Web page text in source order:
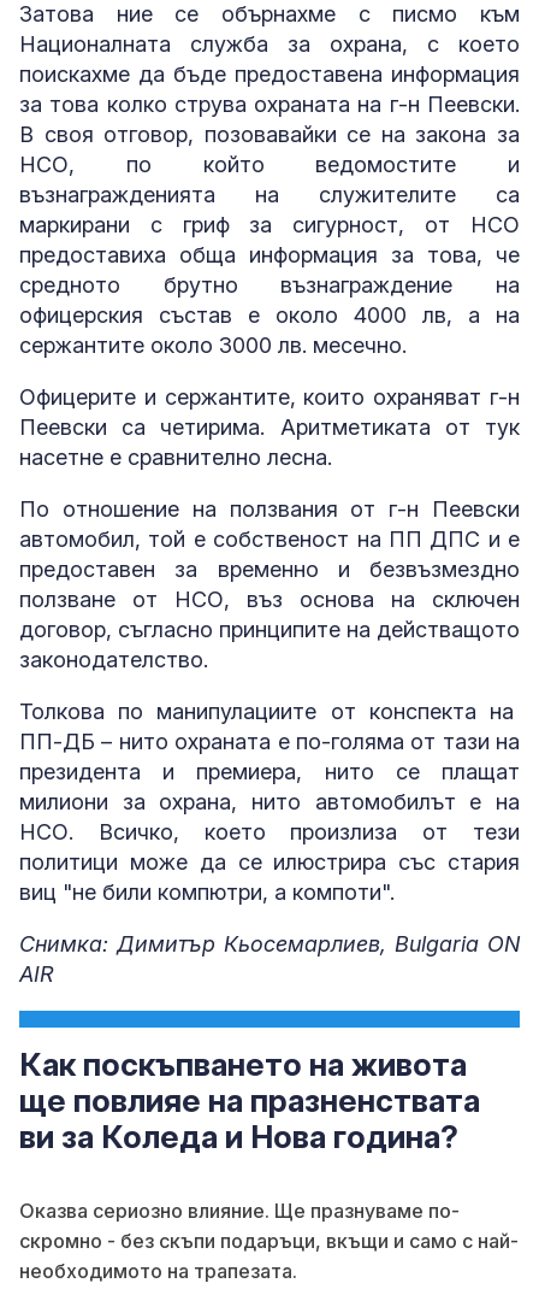
Затова ние се обърнахме с писмо към
Националната служба за охрана, с което
поискахме да бъде предоставена информация
за това колко струва охраната на г-н Пеевски.
В своя отговор, позовавайки се на закона за
НСО, по който ведомостите и
възнагражденията на служителите са
маркирани с гриф за сигурност, от НСО
предоставиха обща информация за това, че
средното брутно възнаграждение на
офицерския състав е около 4000 лв, а на
сержантите около 3000 лв. месечно.
Офицерите и сержантите, които охраняват г-н
Пеевски са четирима. Аритметиката от тук
насетне е сравнително лесна.
По отношение на ползвания от г-н Пеевски
автомобил, той е собственост на ПП ДПС и е
предоставен за временно и безвъзмездно
ползване от НСО, въз основа на сключен
договор, съгласно принципите на действащото
законодателство.
Толкова по манипулациите от конспекта на
ПП-ДБ – нито охраната е по-голяма от тази на
президента и премиера, нито се плащат
милиони за охрана, нито автомобилът е на
НСО. Всичко, което произлиза от тези
политици може да се илюстрира със стария
виц "не били компютри, а компоти".
Снимка: Димитър Кьосемарлиев, Bulgaria ON
AIR
Как поскъпването на живота
ще повлияе на празненствата
ви за Коледа и Нова година?
Оказва сериозно влияние. Ще празнуваме по-
скромно - без скъпи подаръци, вкъщи и само с най-
необходимото на трапезата.